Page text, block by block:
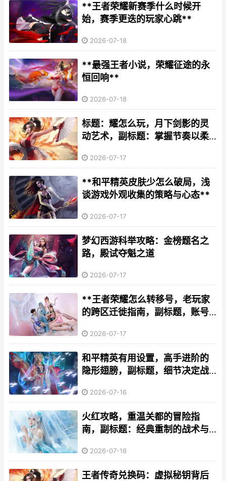
**王者荣耀新赛季什么时候开
始，赛季更迭的玩家心跳**
2026-07-18
**最强王者小说，荣耀征途的永
恒回响**
2026-07-18
标题：耀怎么玩，月下剑影的灵
动艺术，副标题：掌握节奏以柔
2026-07-17
**和平精英皮肤少怎么破局，浅
谈游戏外观收集的策略与心态**
2026-07-17
梦幻西游科举攻略：金榜题名之
路，殿试夺魁之道
2026-07-17
**王者荣耀怎么转移号，老玩家
的跨区迁徙指南，副标题，账号
2026-07-17
和平精英有用设置，高手进阶的
隐形翅膀，副标题，细节决定战
2026-07-16
火红攻略，重温关都的冒险指
南，副标题：经典重制的战术与
2026-07-16
王者传奇兑换码：虚拟秘钥背后